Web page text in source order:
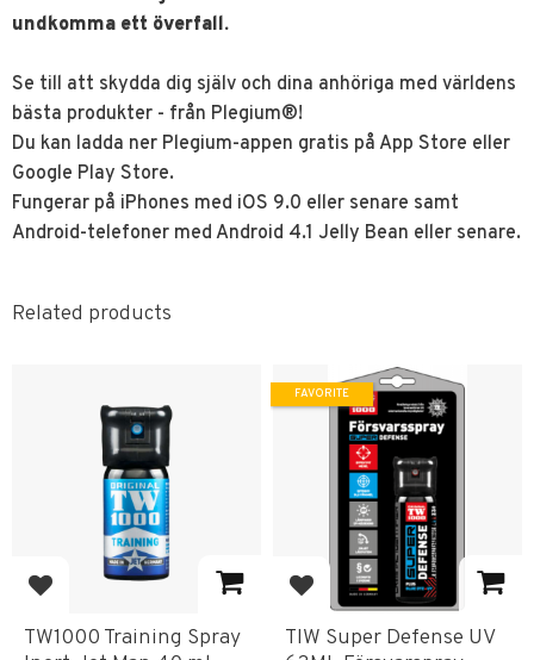
undkomma ett överfall.
Se till att skydda dig själv och dina anhöriga med världens
bästa produkter - från Plegium®!
Du kan ladda ner Plegium-appen gratis på App Store eller
Google Play Store.
Fungerar på iPhones med iOS 9.0 eller senare samt
Android-telefoner med Android 4.1 Jelly Bean eller senare.
Related products
Add to favorites
TW1000 Training Spray
Add to favorites
TIW Super Defense UV
FAVORITE